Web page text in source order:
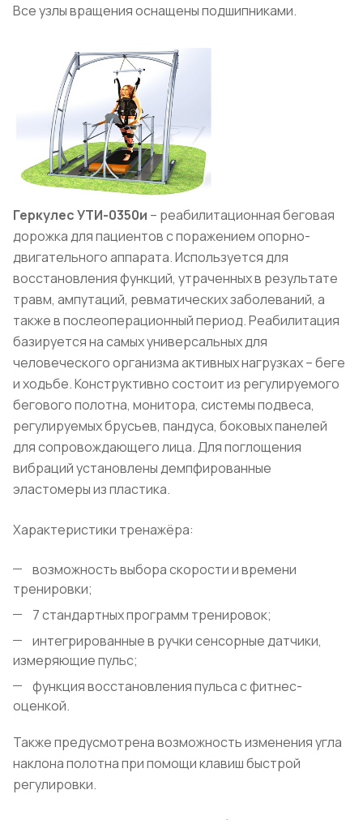
Все узлы вращения оснащены подшипниками.
Геркулес УТИ-0350и – реабилитационная беговая
дорожка для пациентов с поражением опорно-
двигательного аппарата. Используется для
восстановления функций, утраченных в результате
травм, ампутаций, ревматических заболеваний, а
также в послеоперационный период. Реабилитация
базируется на самых универсальных для
человеческого организма активных нагрузках – беге
и ходьбе. Конструктивно состоит из регулируемого
бегового полотна, монитора, системы подвеса,
регулируемых брусьев, пандуса, боковых панелей
для сопровождающего лица. Для поглощения
вибраций установлены демпфированные
эластомеры из пластика.
Характеристики тренажёра:
возможность выбора скорости и времени
тренировки;
7 стандартных программ тренировок;
интегрированные в ручки сенсорные датчики,
измеряющие пульс;
функция восстановления пульса с фитнес-
оценкой.
Также предусмотрена возможность изменения угла
наклона полотна при помощи клавиш быстрой
регулировки.